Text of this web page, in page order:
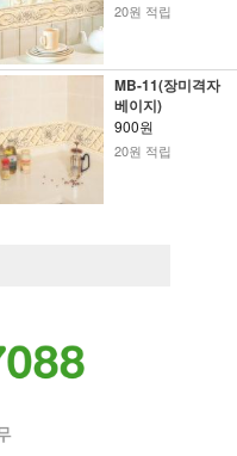
20원 적립
MB-11(장미격자
베이지)
900원
20원 적립